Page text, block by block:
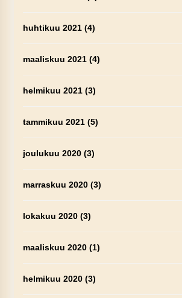
huhtikuu 2021(4)
maaliskuu 2021(4)
helmikuu 2021(3)
tammikuu 2021(5)
joulukuu 2020(3)
marraskuu 2020(3)
lokakuu 2020(3)
maaliskuu 2020(1)
helmikuu 2020(3)